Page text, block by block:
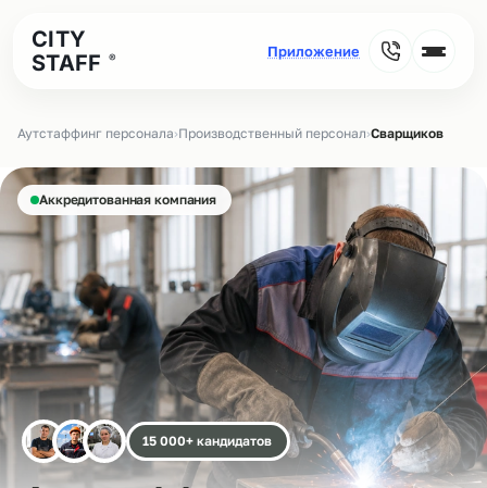
CITY
STAFF
®
Аутстаффинг персонала›Производственный персонал›Сварщиков
Аккредитованная компания
15 000+ кандидатов